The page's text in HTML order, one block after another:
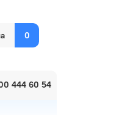
0
444 60 54